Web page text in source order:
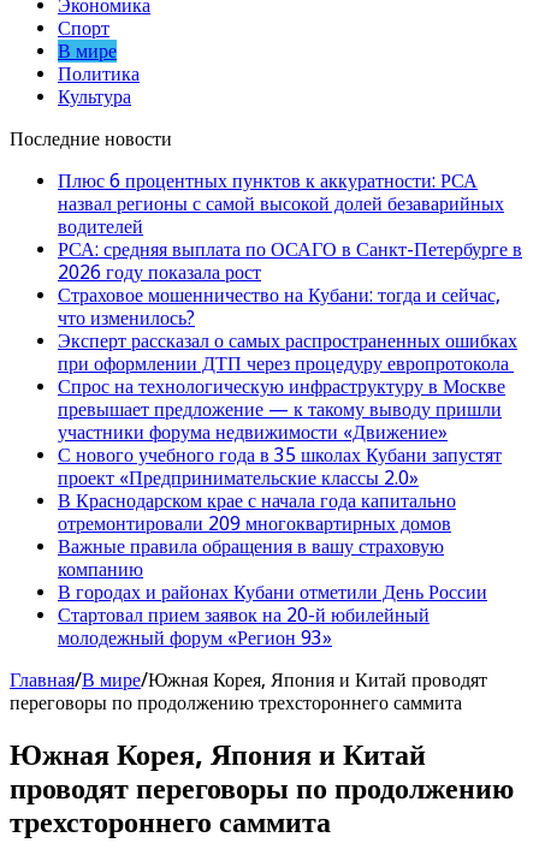
Экономика
Спорт
В мире
Политика
Культура
Последние новости
Плюс 6 процентных пунктов к аккуратности: РСА
назвал регионы с самой высокой долей безаварийных
водителей
РСА: средняя выплата по ОСАГО в Санкт-Петербурге в
2026 году показала рост
Страховое мошенничество на Кубани: тогда и сейчас,
что изменилось?
Эксперт рассказал о самых распространенных ошибках
при оформлении ДТП через процедуру европротокола
Спрос на технологическую инфраструктуру в Москве
превышает предложение — к такому выводу пришли
участники форума недвижимости «Движение»
С нового учебного года в 35 школах Кубани запустят
проект «Предпринимательские классы 2.0»
В Краснодарском крае с начала года капитально
отремонтировали 209 многоквартирных домов
Важные правила обращения в вашу страховую
компанию
В городах и районах Кубани отметили День России
Стартовал прием заявок на 20-й юбилейный
молодежный форум «Регион 93»
Главная/В мире/Южная Корея, Япония и Китай проводят
переговоры по продолжению трехстороннего саммита
Южная Корея, Япония и Китай
проводят переговоры по продолжению
трехстороннего саммита